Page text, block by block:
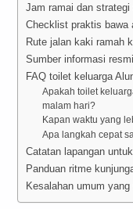
Jam ramai dan strategi
Checklist praktis bawa
Rute jalan kaki ramah
Sumber informasi
FAQ toilet keluarga
Apakah toilet
malam hari?
Kapan waktu yang
Apa langkah cepat
Catatan lapangan
Panduan ritme
Kesalahan umum